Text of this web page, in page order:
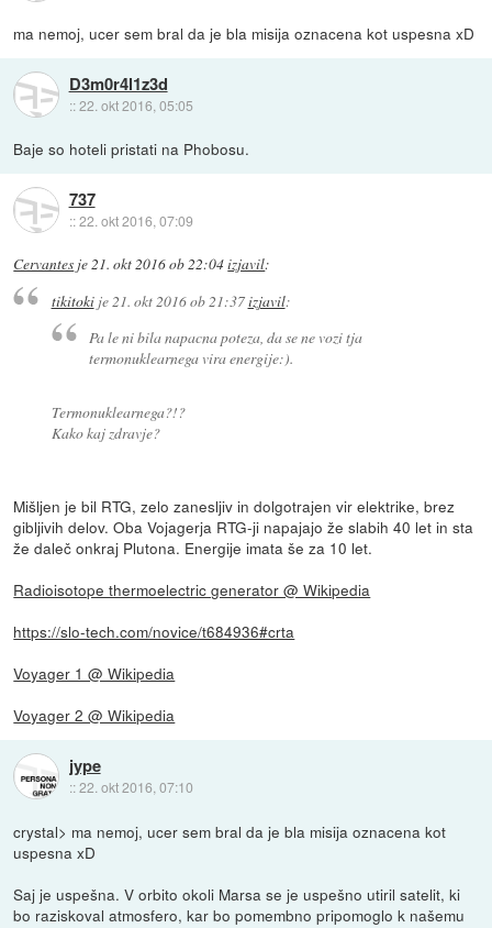
ma nemoj, ucer sem bral da je bla misija oznacena kot uspesna xD
D3m0r4l1z3d
::22. okt 2016, 05:05
Baje so hoteli pristati na Phobosu.
737
::22. okt 2016, 07:09
Cervantes je21. okt 2016 ob 22:04izjavil:
tikitokije21. okt 2016 ob 21:37izjavil:
Pa le ni bila napacna poteza, da se ne vozi tja
termonuklearnega vira energije:).
Termonuklearnega?!?
Kako kaj zdravje?
Mišljen je bil RTG, zelo zanesljiv in dolgotrajen vir elektrike, brez
gibljivih delov. Oba Vojagerja RTG-ji napajajo že slabih 40 let in sta
že daleč onkraj Plutona. Energije imata še za 10 let.
Radioisotope thermoelectric generator @ Wikipedia
https://slo-tech.com/novice/t684936#crta
Voyager 1 @ Wikipedia
Voyager 2 @ Wikipedia
jype
::22. okt 2016, 07:10
crystal> ma nemoj, ucer sem bral da je bla misija oznacena kot
uspesna xD
Saj je uspešna. V orbito okoli Marsa se je uspešno utiril satelit, ki
bo raziskoval atmosfero, kar bo pomembno pripomoglo k našemu